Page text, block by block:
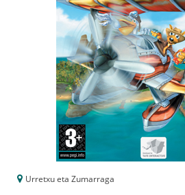
Urretxu eta Zumarraga